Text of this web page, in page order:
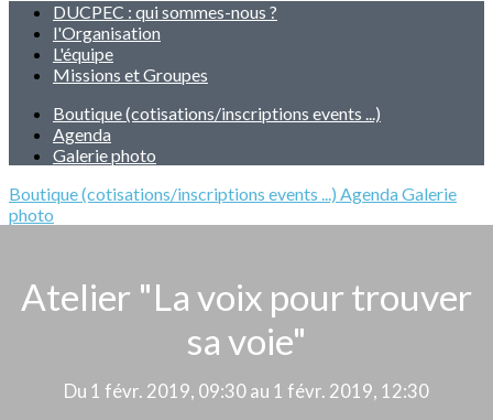
DUCPEC : qui sommes-nous ?
l'Organisation
L'équipe
Missions et Groupes
Boutique (cotisations/inscriptions events ...)
Agenda
Galerie photo
Boutique (cotisations/inscriptions events ...) AgendaGalerie
photo
Atelier "La voix pour trouver
sa voie"
Du 1 févr. 2019, 09:30 au 1 févr. 2019, 12:30